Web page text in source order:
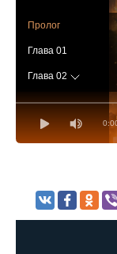
Пролог
Глава 01
Глава 02
Глава 03
Глава 04
Глава 07